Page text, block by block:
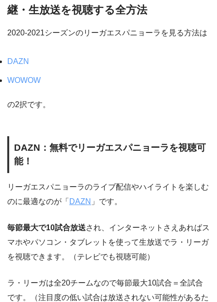
継・生放送を視聴する全方法
2020-2021シーズンのリーガエスパニョーラを見る方法は
DAZN
WOWOW
の2択です。
DAZN：無料でリーガエスパニョーラを視聴可
能！
リーガエスパニョーラのライブ配信やハイライトを楽しむ
のに最適なのが「 DAZN 」です。
毎節最大で10試合放送され、インターネットさえあればス
マホやパソコン・タブレットを使って生放送でラ・リーガ
を視聴できます。（テレビでも視聴可能）
ラ・リーガは全20チームなので毎節最大10試合＝全試合
です。（注目度の低い試合は放送されない可能性があるた